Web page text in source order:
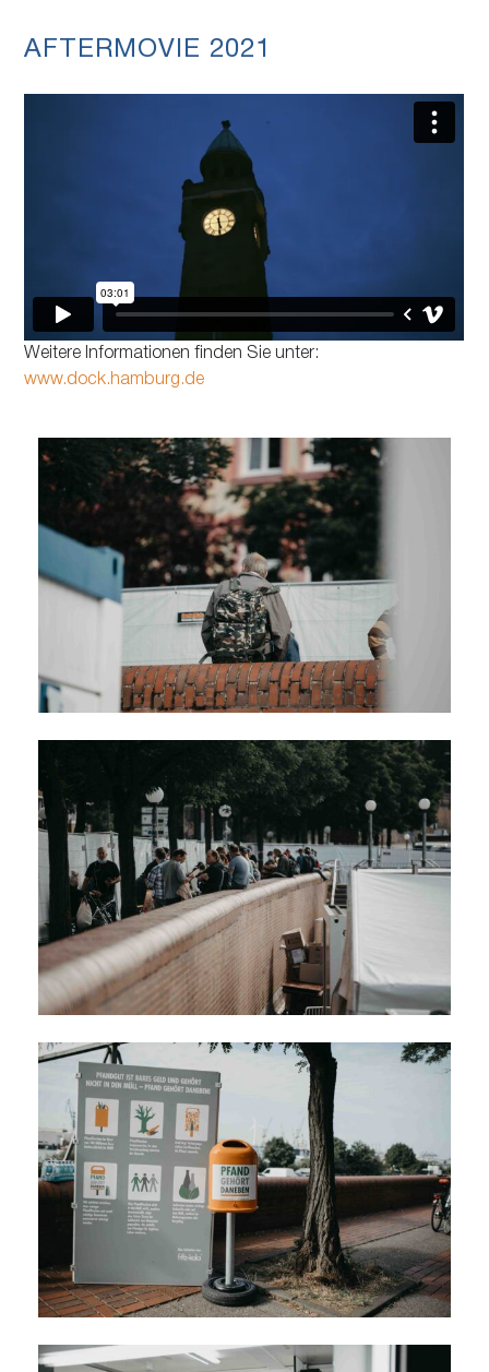
AFTERMOVIE 2021
Weitere Informationen finden Sie unter:
www.dock.hamburg.de